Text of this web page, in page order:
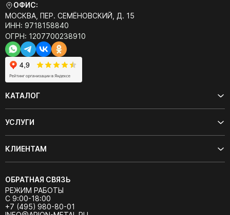
ОФИС:
МОСКВА, ПЕР. СЕМЁНОВСКИЙ, Д. 15
ИНН: 9718158840
ОГРН: 1207700238910
КАТАЛОГ
УСЛУГИ
КЛИЕНТАМ
ОБРАТНАЯ СВЯЗЬ
РЕЖИМ РАБОТЫ
С 9:00-18:00
+7 (495) 980-80-01